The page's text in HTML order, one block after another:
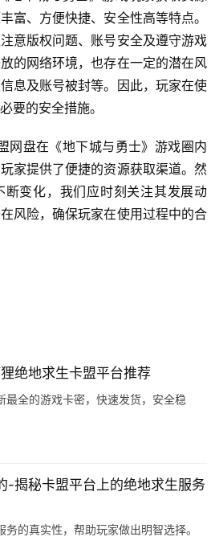
富、方便快捷、安全性高等特点。
意版权问题、账号安全及遵守游戏
的网络环境，也存在一定的潜在风
息及账号被封等。因此，玩家在使
要的安全措施。
网盘在《地下城与勇士》游戏圈内
家提供了便捷的资源获取渠道。然
断变化，我们应时刻关注其发展动
风险，确保玩家在使用过程中的合
绝地求生卡盟平台推荐
最全的游戏卡密，快速发货，安全稳
-揭秘卡盟平台上的绝地求生服务
的真实性，帮助玩家做出明智选择。